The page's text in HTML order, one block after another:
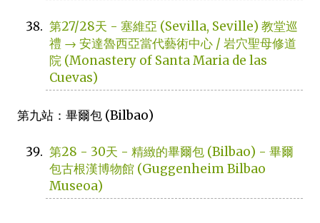
第27/28天 - 塞維亞 (Sevilla, Seville) 教堂巡
禮 → 安達魯西亞當代藝術中心 / 岩穴聖母修道
院 (Monastery of Santa Maria de las
Cuevas)
第九站：畢爾包 (Bilbao)
第28 - 30天 - 精緻的畢爾包 (Bilbao) - 畢爾
包古根漢博物館 (Guggenheim Bilbao
Museoa)